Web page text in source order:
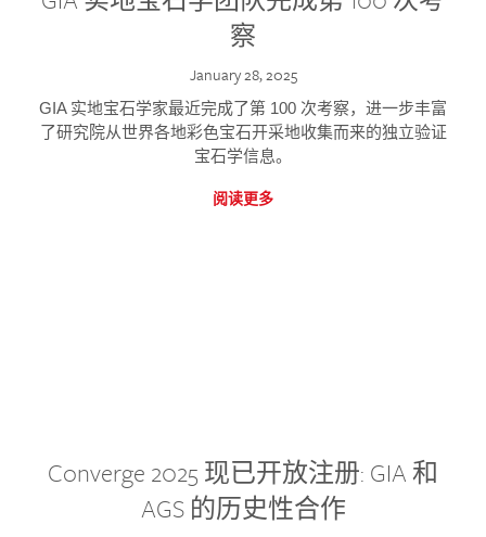
察
January 28, 2025
GIA 实地宝石学家最近完成了第 100 次考察，进一步丰富
了研究院从世界各地彩色宝石开采地收集而来的独立验证
宝石学信息。
阅读更多
Converge 2025 现已开放注册: GIA 和
AGS 的历史性合作